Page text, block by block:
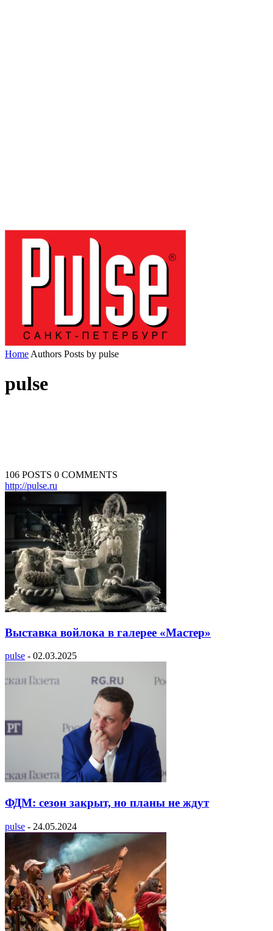
Home Authors Posts by pulse
pulse
106 POSTS 0 COMMENTS
http://pulse.ru
Выставка войлока в галерее «Мастер»
pulse - 02.03.2025
ФДМ: сезон закрыт, но планы не ждут
pulse - 24.05.2024